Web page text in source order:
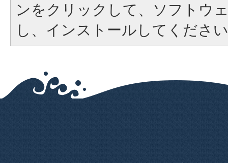
ンをクリックして、ソフトウ
し、インストールしてくださ